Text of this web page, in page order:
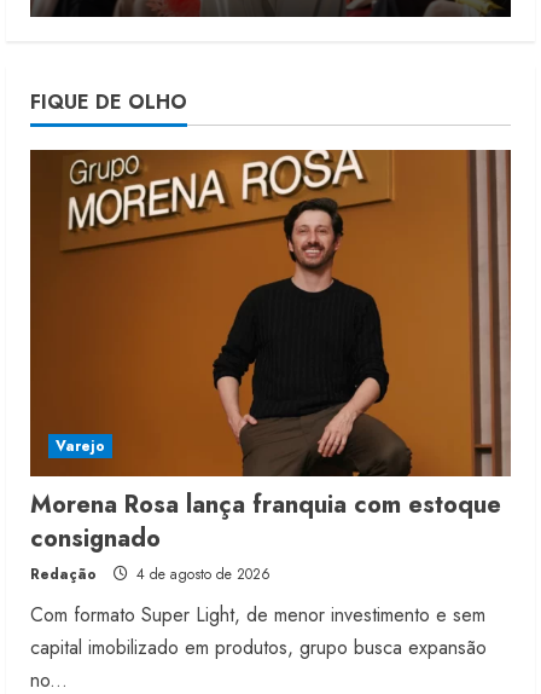
4
5
Projeto testa passaporte digital na
moda nacional
4 de agosto de 2026
FIQUE DE OLHO
Varejo
Morena Rosa lança franquia com estoque
consignado
Redação 4 de agosto de 2026
Com formato Super Light, de menor investimento e sem
capital imobilizado em produtos, grupo busca expansão
no...